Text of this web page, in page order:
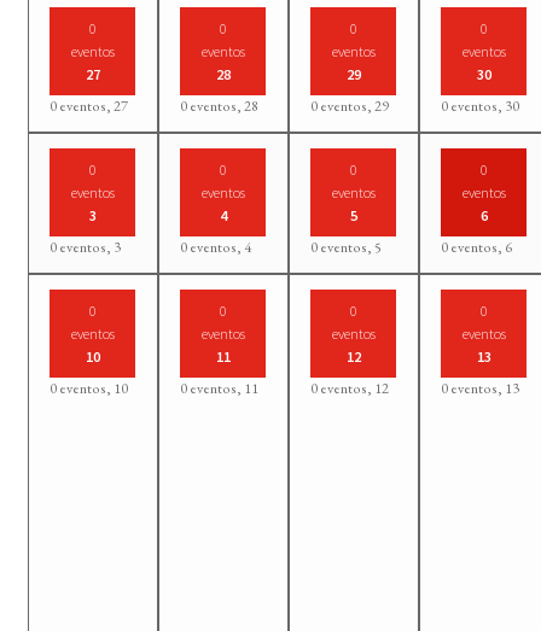
0
eventos
27
0 eventos,27
0
eventos
28
0 eventos,28
0
eventos
29
0 eventos,29
0
eventos
30
0 eventos, 30
0
eventos
3
0 eventos, 3
0
eventos
4
0 eventos, 4
0
eventos
5
0 eventos,5
0
eventos
6
0 eventos, 6
0
eventos
10
0 eventos, 10
0
eventos
11
0 eventos, 11
0
eventos
12
0 eventos, 12
0
eventos
13
0 eventos, 13